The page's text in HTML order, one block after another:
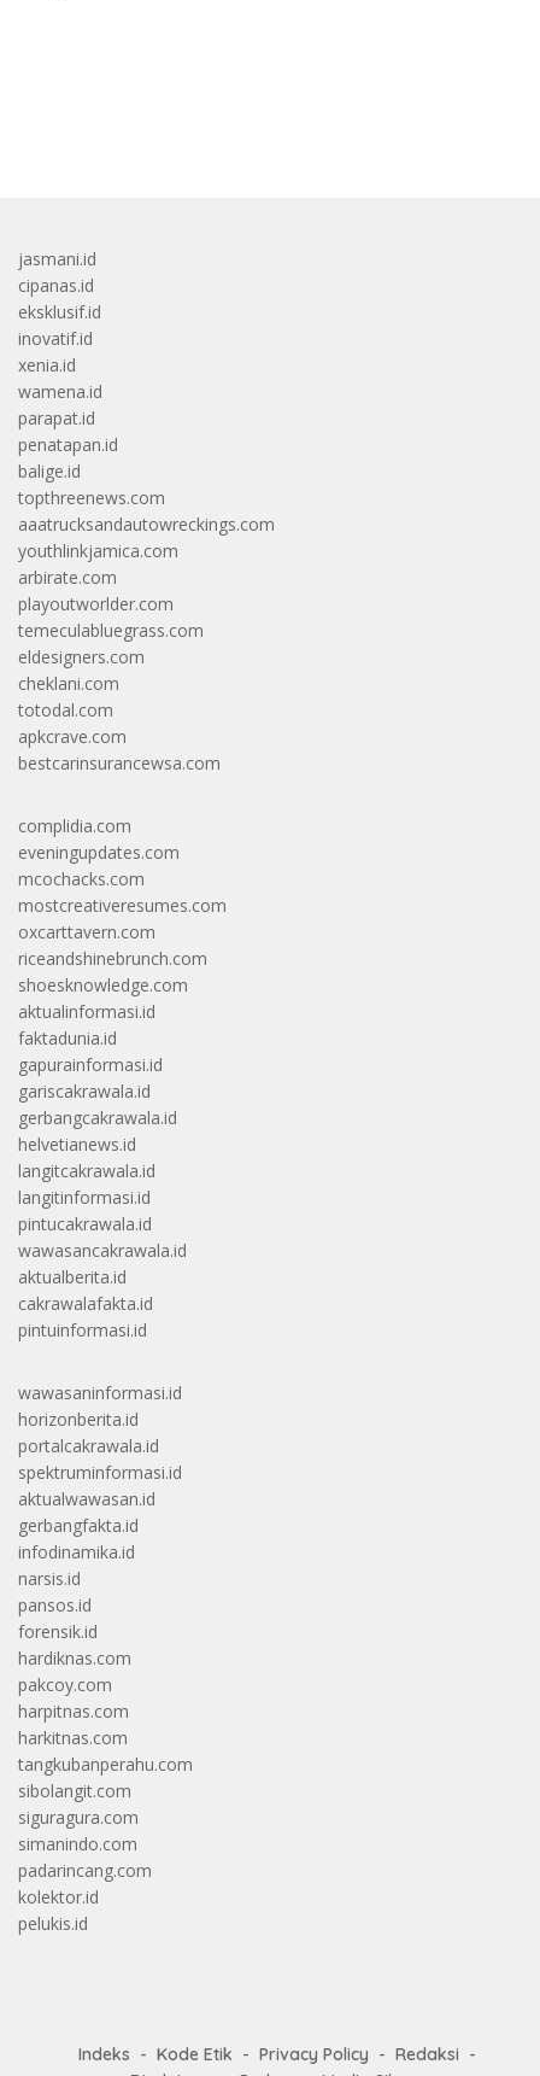
jasmani.id
cipanas.id
eksklusif.id
inovatif.id
xenia.id
wamena.id
parapat.id
penatapan.id
balige.id
topthreenews.com
aaatrucksandautowreckings.com
youthlinkjamica.com
arbirate.com
playoutworlder.com
temeculabluegrass.com
eldesigners.com
cheklani.com
totodal.com
apkcrave.com
bestcarinsurancewsa.com
complidia.com
eveningupdates.com
mcochacks.com
mostcreativeresumes.com
oxcarttavern.com
riceandshinebrunch.com
shoesknowledge.com
aktualinformasi.id
faktadunia.id
gapurainformasi.id
gariscakrawala.id
gerbangcakrawala.id
helvetianews.id
langitcakrawala.id
langitinformasi.id
pintucakrawala.id
wawasancakrawala.id
aktualberita.id
cakrawalafakta.id
pintuinformasi.id
wawasaninformasi.id
horizonberita.id
portalcakrawala.id
spektruminformasi.id
aktualwawasan.id
gerbangfakta.id
infodinamika.id
narsis.id
pansos.id
forensik.id
hardiknas.com
pakcoy.com
harpitnas.com
harkitnas.com
tangkubanperahu.com
sibolangit.com
siguragura.com
simanindo.com
padarincang.com
kolektor.id
pelukis.id
Indeks Kode Etik Privacy Policy
Redaksi